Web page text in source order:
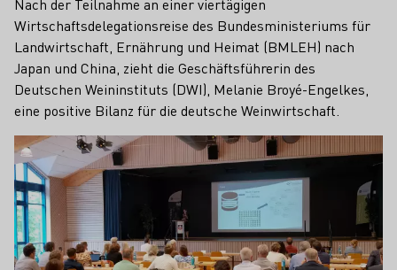
Nach der Teilnahme an einer viertägigen
Wirtschaftsdelegationsreise des Bundesministeriums für
Landwirtschaft, Ernährung und Heimat (BMLEH) nach
Japan und China, zieht die Geschäftsführerin des
Deutschen Weininstituts (DWI), Melanie Broyé-Engelkes,
eine positive Bilanz für die deutsche Weinwirtschaft.
Mehr erfahren